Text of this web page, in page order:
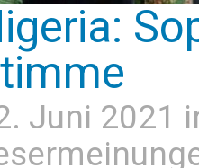
Juni 2021